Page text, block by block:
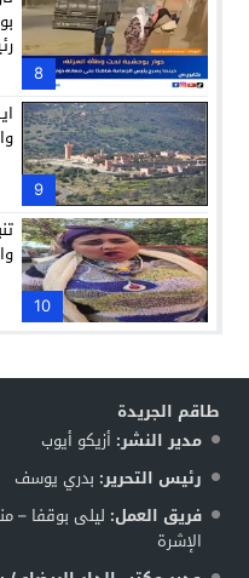
8
9
10
طاقم الجريدة
مدير النشر: أزيكو أيوب
رئيس التحرير: بدري يوسف
فريق العمل: ليلى بوقفا –
الإشرة